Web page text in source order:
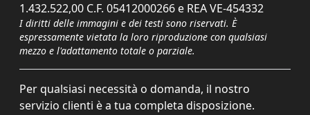
1.432.522,00 C.F. 05412000266 e REA VE-454332
I diritti delle immagini e dei testi sono riservati. È
espressamente vietata la loro riproduzione con qualsiasi
mezzo e l'adattamento totale o parziale.
Per qualsiasi necessità o domanda, il nostro
servizio clienti è a tua completa disposizione.